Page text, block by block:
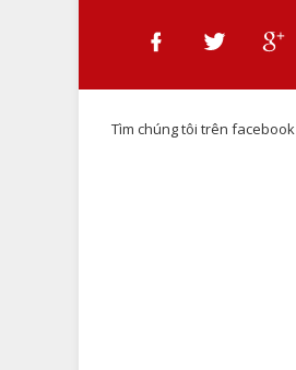
Tìm chúng tôi trên facebook